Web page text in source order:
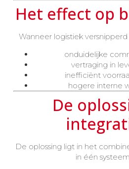
Het effect op
Wanneer logistiek versnipperd
onduidelijke
vertraging in
inefficiënt
hogere interne
De
De oplossing ligt in het
in één